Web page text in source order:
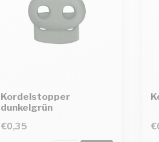
Kordelstopper
dunkelgrün
€0,35